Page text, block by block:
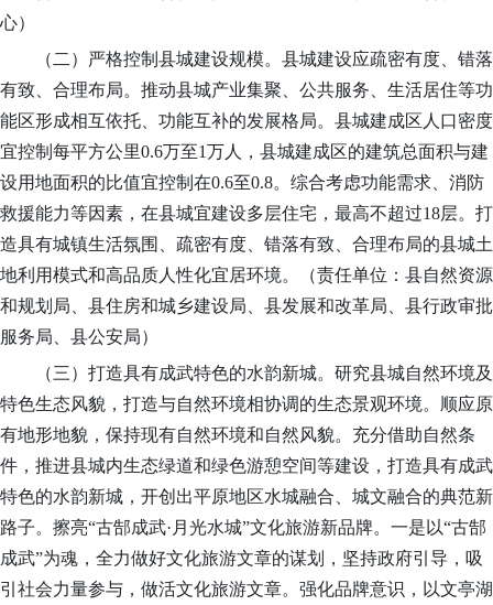
心）
（二）严格控制县城建设规模。 县城建设应疏密有度、错落
有致、合理布局。 推动县城产业集聚、公共服务、生活居住等功
能区形成相互依托、功能互补的发展格局。县城建成区人口密度
宜控制每平方公里0.6万至1万人，县城建成区的建筑总面积与建
设用地面积的比值宜控制在0.6至0.8。综合考虑功能需求、消防
救援能力等因素，在县城宜建设多层住宅，最高不超过18层。打
造具有城镇生活氛围、疏密有度、错落有致、合理布局的县城土
地利用模式和高品质人性化宜居环境。
（责任单位：县自然资源
和规划局、县住房和城乡建设局、 县发展和改革局 县行政审批
服务局、县公安局）
（三）打造具有成武特色的水韵新城。 研究县城自然环境及
特色生态风貌，打造与自然环境相协调的生态景观环境。顺应原
有地形地貌，保持现有自然环境和自然风貌。充分借助自然条
件，推进县城内生态绿道和绿色游憩空间等建设，打造具有成武
特色的水韵新城，开创出平原地区水城融合、城文融合的典范新
路子。擦亮“古郜成武·月光水城”文化旅游新品牌。一是以“古郜
成武”为魂，全力做好文化旅游文章的谋划，坚持政府引导，吸
引社会力量参与，做活文化旅游文章。强化品牌意识，以文亭湖